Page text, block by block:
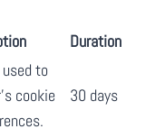
Duration
to
cookie
30 days